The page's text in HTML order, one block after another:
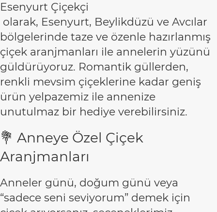
Esenyurt Çiçekçi
olarak, Esenyurt, Beylikdüzü ve Avcılar
bölgelerinde taze ve özenle hazırlanmış
çiçek aranjmanları ile annelerin yüzünü
güldürüyoruz. Romantik güllerden,
renkli mevsim çiçeklerine kadar geniş
ürün yelpazemiz ile annenize
unutulmaz bir hediye verebilirsiniz.
💐 Anneye Özel Çiçek
Aranjmanları
Anneler günü, doğum günü veya
“sadece seni seviyorum” demek için